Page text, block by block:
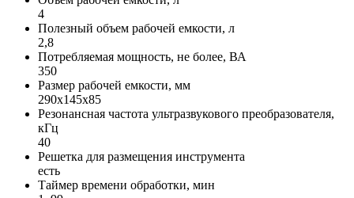
4
Полезный объем рабочей емкости, л
2,8
Потребляемая мощность, не более, ВА
350
Размер рабочей емкости, мм
290x145x85
Резонансная частота ультразвукового преобразователя,
кГц
40
Решетка для размещения инструмента
есть
Таймер времени обработки, мин